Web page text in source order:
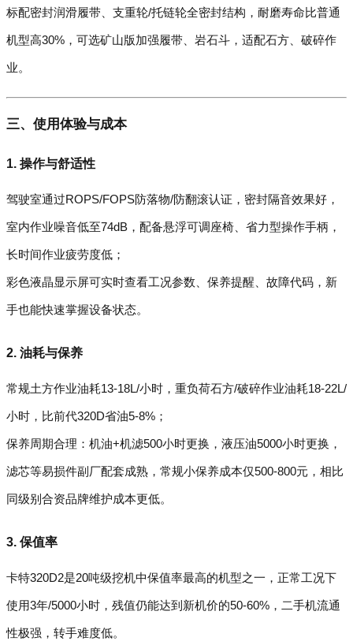
标配密封润滑履带、支重轮/托链轮全密封结构，耐磨寿命比普通
机型高30%，可选矿山版加强履带、岩石斗，适配石方、破碎作
业。
三、使用体验与成本
1. 操作与舒适性
驾驶室通过ROPS/FOPS防落物/防翻滚认证，密封隔音效果好，
室内作业噪音低至74dB，配备悬浮可调座椅、省力型操作手柄，
长时间作业疲劳度低；
彩色液晶显示屏可实时查看工况参数、保养提醒、故障代码，新
手也能快速掌握设备状态。
2. 油耗与保养
常规土方作业油耗13-18L/小时，重负荷石方/破碎作业油耗18-22L/
小时，比前代320D省油5-8%；
保养周期合理：机油+机滤500小时更换，液压油5000小时更换，
滤芯等易损件副厂配套成熟，常规小保养成本仅500-800元，相比
同级别合资品牌维护成本更低。
3. 保值率
卡特320D2是20吨级挖机中保值率最高的机型之一，正常工况下
使用3年/5000小时，残值仍能达到新机价的50-60%，二手机流通
性极强，转手难度低。